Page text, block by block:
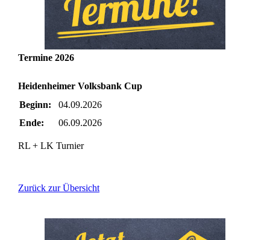
Termine 2026
Heidenheimer Volksbank Cup
Beginn:
04.09.2026
Ende:
06.09.2026
RL + LK Turnier
Zurück zur Übersicht